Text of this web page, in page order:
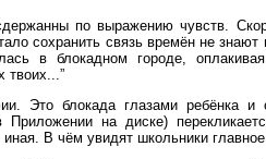
по выражению чувств.
сохранить связь времён не знают
в блокадном городе,
твоих...”
Это блокада глазами ребёнка и
Приложении на диске)
В чём увидят школьники